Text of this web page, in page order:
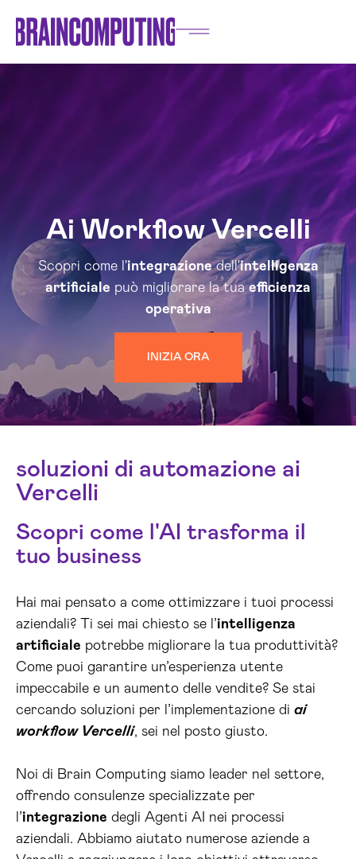
Ai Workflow Vercelli
Scopri come l'integrazionedell'intelligenza
artificiale può migliorare la tuaefficienza
operativa
INIZIA ORA
soluzioni di automazione ai
Vercelli
Scopri come l'AI trasforma il
tuo business
Hai mai pensato a come ottimizzare i tuoi processi
aziendali? Ti sei mai chiesto se l’intelligenza
artificiale potrebbe migliorare la tua produttività?
Come puoi garantire un’esperienza utente
impeccabile e un aumento delle vendite? Se stai
cercando soluzioni per l’implementazione di ai
workflow Vercelli, sei nel posto giusto.
Noi di Brain Computing siamo leader nel settore,
offrendo consulenze specializzate per
l’integrazione degli Agenti AI nei processi
aziendali. Abbiamo aiutato numerose aziende a